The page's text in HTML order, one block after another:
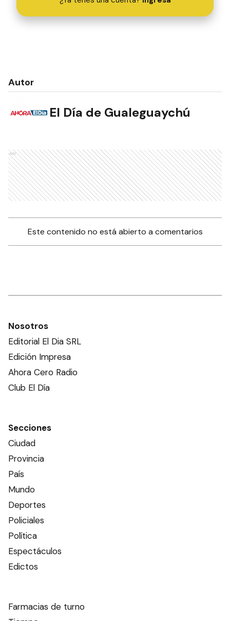
Autor
El Día de Gualeguaychú
Ads
Este contenido no está abierto a comentarios
Nosotros
Editorial El Dia SRL
Edición Impresa
Ahora Cero Radio
Club El Día
Secciones
Ciudad
Provincia
País
Mundo
Deportes
Policiales
Política
Espectáculos
Edictos
Farmacias de turno